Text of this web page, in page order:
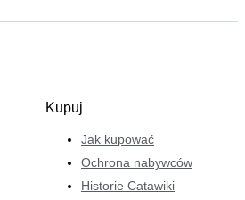
Kupuj
Jak kupować
Ochrona nabywców
Historie Catawiki